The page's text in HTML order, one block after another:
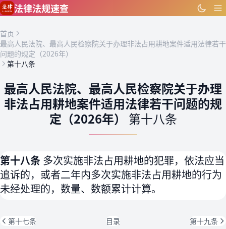
跳到主要内容
法律法规速查
首页
最高人民法院、最高人民检察院关于办理非法占用耕地案件适用法律若干
问题的规定（2026年）
第十八条
最高人民法院、最高人民检察院关于办理
非法占用耕地案件适用法律若干问题的规
定（2026年） 第十八条
第十八条 多次实施非法占用耕地的犯罪，依法应当
追诉的，或者二年内多次实施非法占用耕地的行为
未经处理的，数量、数额累计计算。
第十七条 目录 第十九条